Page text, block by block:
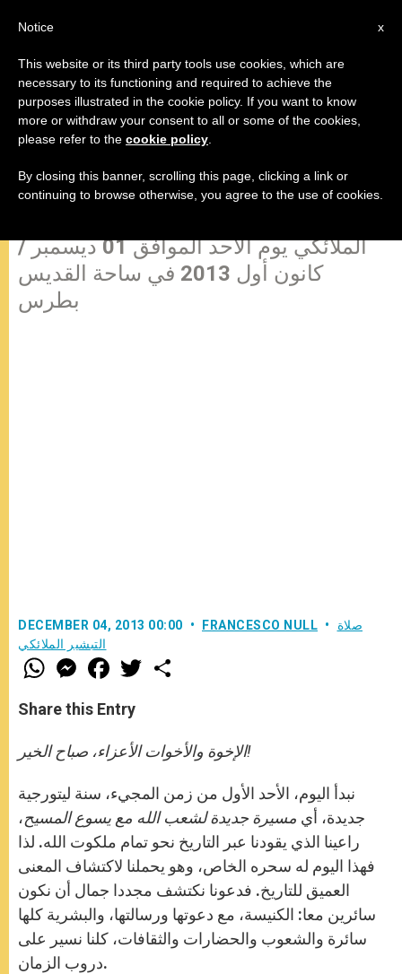
زمن المجيء يفتتح مسيرة جديدة
لشعب الله مع يسوع المسيح
الملائكي يوم الأحد الموافق 01 ديسمبر /
كانون أول 2013 في ساحة القديس
بطرس
DECEMBER 04, 2013 00:00 FRANCESCO NULL
صلاة
التبشير الملائكي
W
h
t
s
p
p
M
e
s
e
g
e
F
a
e
b
o
k
w
r
Share this Entry
الإخوة والأخوات الأعزاء، صباح الخير!
نبدأ اليوم، الأحد الأول من زمن المجيء، سنة ليتورجية
جديدة، أي مسيرة جديدة لشعب الله مع يسوع المسيح،
راعينا الذي يقودنا عبر التاريخ نحو تمام ملكوت الله. لذا
فهذا اليوم له سحره الخاص، وهو يحملنا لاكتشاف المعنى
العميق للتاريخ. فدعونا نكتشف مجددا جمال أن نكون
سائرين معا: الكنيسة، مع دعوتها ورسالتها، والبشرية كلها
سائرة والشعوب والحضارات والثقافات، كلنا نسير على
دروب الزمان.
x
Notice
This website or its third party tools use cookies, which are
necessary to its functioning and required to achieve the
purposes illustrated in the cookie policy. If you want to know
more or withdraw your consent to all or some of the cookies,
please refer to the cookie policy
By closing this banner, scrolling this page, clicking a link or
continuing to browse otherwise, you agree to the use of cookies.